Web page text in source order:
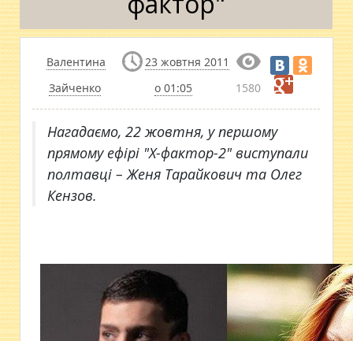
Валентина
Зайченко
23 жовтня 2011
о 01:05
1580
Нагадаємо, 22 жовтня, у першому
прямому ефірі "Х-фактор-2" виступали
полтавці – Женя Тарайкович та Олег
Кензов.